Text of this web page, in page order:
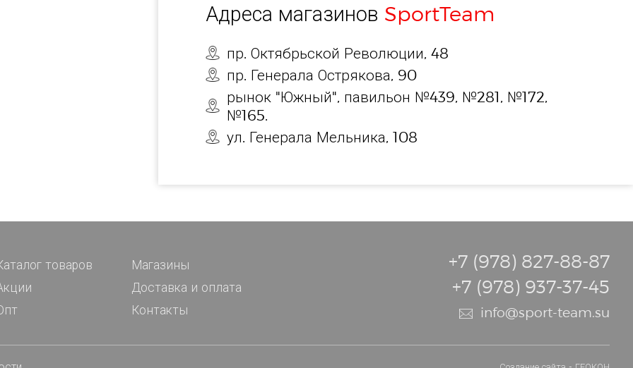
Адреса магазинов SportTeam
пр. Октябрьской Революции, 48
пр. Генерала Острякова, 90
рынок "Южный", павильон №439, №281, №172,
№165.
ул. Генерала Мельника, 108
товаров
Магазины
Доставка и оплата
Контакты
+7 (978) 827-88-87
+7 (978) 937-37-45
info@sport-team.su